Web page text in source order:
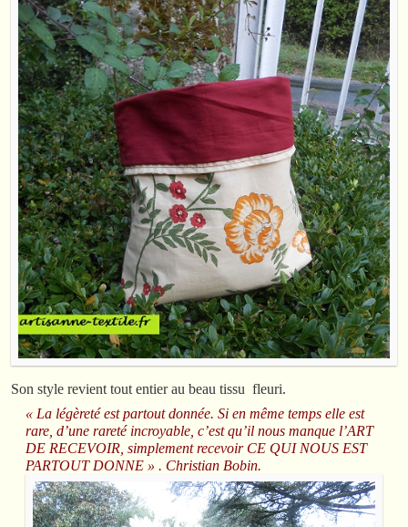
Son style revient tout entier au beau tissu fleuri.
« La légèreté est partout donnée. Si en même temps elle est
rare, d’une rareté incroyable, c’est qu’il nous manque l’ART
DE RECEVOIR, simplement recevoir CE QUI NOUS EST
PARTOUT DONNE » . Christian Bobin.